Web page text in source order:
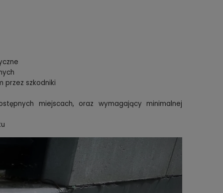
Trutka na myszy i szczury silna pasta
brodifakum STRONG 1 kg
przez szkodniki
miejscach, oraz wymagający minimalnej